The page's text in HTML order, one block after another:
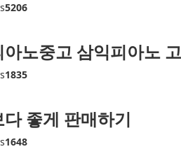
5206
노중고 삼익피아노
1835
좋게 판매하기
1648